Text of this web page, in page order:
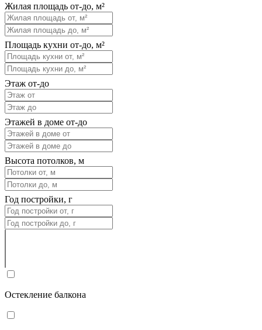
Жилая площадь от-до, м²
Площадь кухни от-до, м²
Этаж от-до
Этажей в доме от-до
Высота потолков, м
Год постройки, г
Остекление балкона